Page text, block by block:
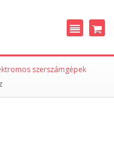
szerszámgépek